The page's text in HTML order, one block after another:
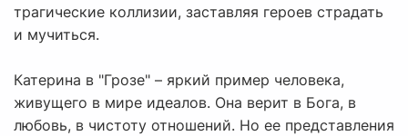
трагические коллизии, заставляя героев страдать
и мучиться.
Катерина в "Грозе" – яркий пример человека,
живущего в мире идеалов. Она верит в Бога, в
любовь, в чистоту отношений. Но ее представления